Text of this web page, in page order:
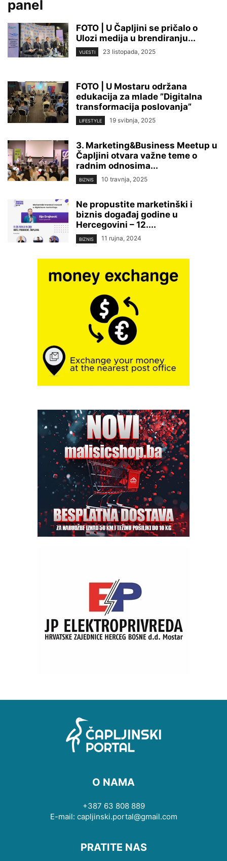
panel
FOTO | U Čapljini se pričalo o
Ulozi medija u brendiranju...
VIJESTI 23 listopada, 2025
FOTO | U Mostaru održana
edukacija za mlade ”Digitalna
transformacija poslovanja”
LIFESTYLE 19 svibnja, 2025
3. Marketing&Business Meetup u
Čapljini otvara važne teme o
radnim odnosima...
BIZNIS 10 travnja, 2025
Ne propustite marketinški i
biznis događaj godine u
Hercegovini – 12....
BIZNIS 11 rujna, 2024
O NAMA
+387 63 808 889
E-mail: capljinski.portal@gmail.com
PRATITE NAS